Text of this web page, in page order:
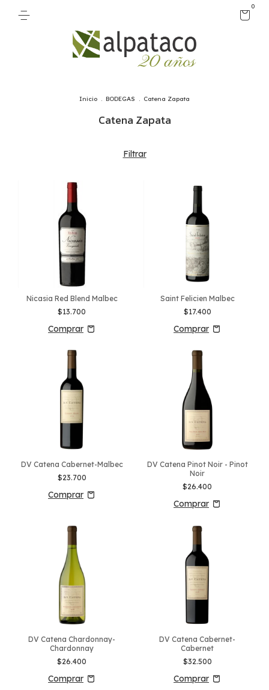
0
Inicio . BODEGAS . Catena Zapata
Catena Zapata
Filtrar
Nicasia Red Blend Malbec
$13.700
Saint Felicien Malbec
$17.400
DV Catena Cabernet-Malbec
$23.700
DV Catena Pinot Noir - Pinot
Noir
$26.400
DV Catena Chardonnay-
Chardonnay
$26.400
DV Catena Cabernet-
Cabernet
$32.500